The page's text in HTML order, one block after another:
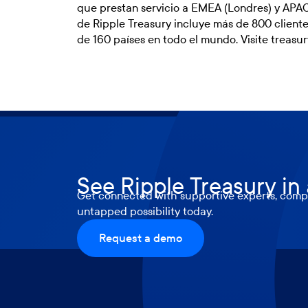
que prestan servicio a EMEA (Londres) y
de Ripple Treasury incluye más de 800
de 160 países en todo el mundo. Visite
See Ripple Treasury
Get connected with supportive experts,
untapped possibility today.
Request a demo